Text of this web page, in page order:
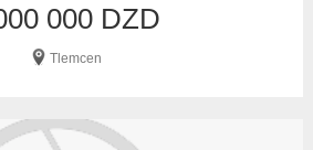
000 DZD
Tlemcen